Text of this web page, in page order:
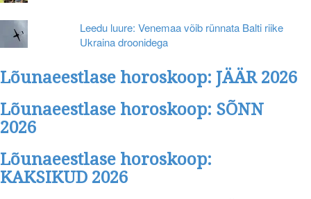
Leedu luure: Venemaa võib rünnata Balti riike
Ukraina droonidega
Lõunaeestlase horoskoop: JÄÄR 2026
Lõunaeestlase horoskoop: SÕNN
2026
Lõunaeestlase horoskoop:
KAKSIKUD 2026